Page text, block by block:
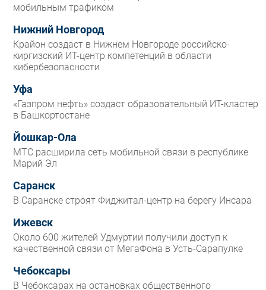
мобильным трафиком
Нижний Новгород
Крайон создаст в Нижнем Новгороде российско-
киргизский ИТ-центр компетенций в области
кибербезопасности
Уфа
«Газпром нефть» создаст образовательный ИТ-кластер
в Башкортостане
Йошкар-Ола
МТС расширила сеть мобильной связи в республике
Марий Эл
Саранск
В Саранске строят Фиджитал-центр на берегу Инсара
Ижевск
Около 600 жителей Удмуртии получили доступ к
качественной связи от МегаФона в Усть-Сарапулке
Чебоксары
В Чебоксарах на остановках общественного